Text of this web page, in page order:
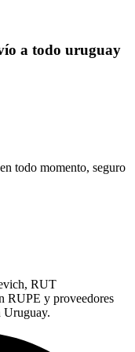
a todo uruguay
todo momento, seguro
RUT
RUPE y proveedores
Uruguay.